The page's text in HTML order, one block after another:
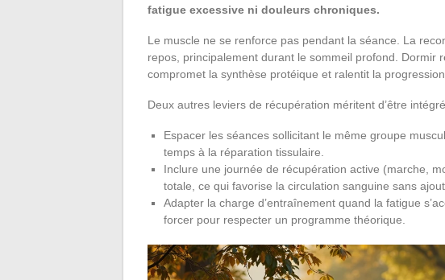
fatigue excessive ni douleurs chroniques.
Le muscle ne se renforce pas pendant la séance. La
repos, principalement durant le sommeil profond. Dormir
compromet la synthèse protéique et ralentit la
Deux autres leviers de récupération méritent d’être
Espacer les séances sollicitant le même groupe
temps à la réparation tissulaire.
Inclure une journée de récupération active (marche,
totale, ce qui favorise la circulation sanguine sans
Adapter la charge d’entraînement quand la fatigue
forcer pour respecter un programme théorique.